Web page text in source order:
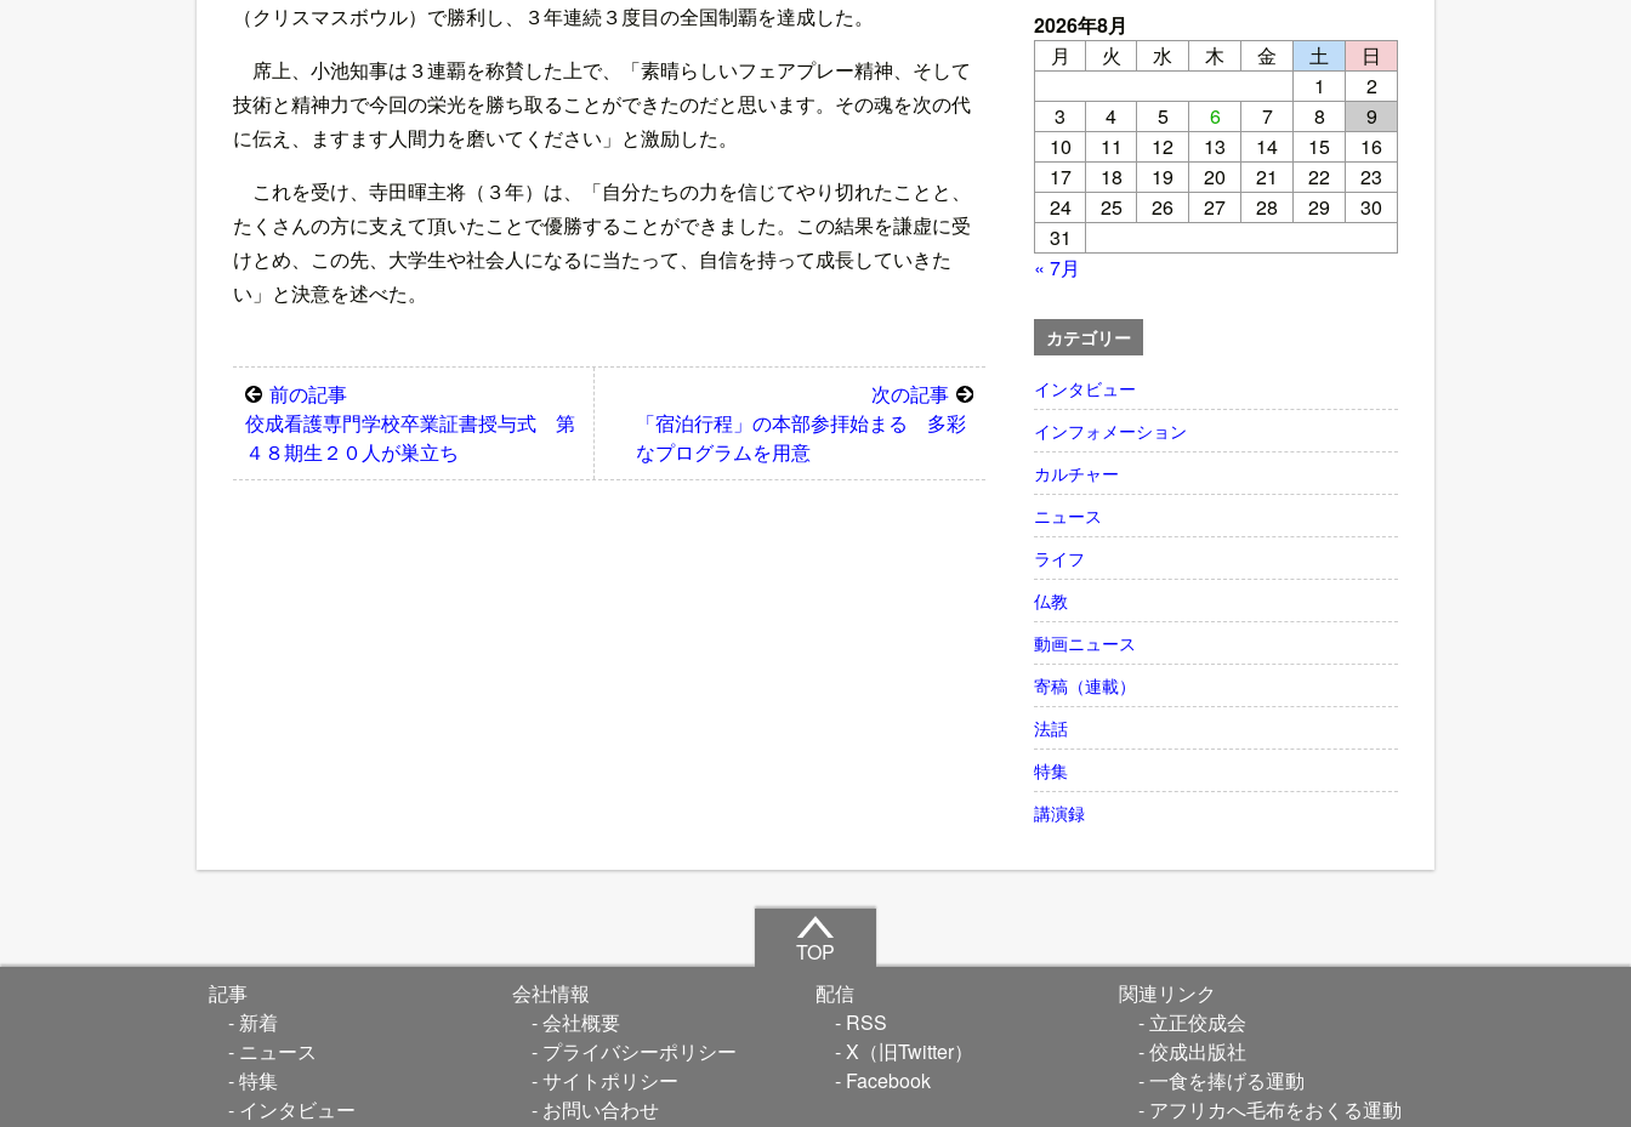
（クリスマスボウル）で勝利し、３年連続３度目の全国制覇を達成した。
席上、小池知事は３連覇を称賛した上で、「素晴らしいフェアプレー精神、そして
技術と精神力で今回の栄光を勝ち取ることができたのだと思います。その魂を次の代
に伝え、ますます人間力を磨いてください」と激励した。
これを受け、寺田暉主将（３年）は、「自分たちの力を信じてやり切れたことと、
たくさんの方に支えて頂いたことで優勝することができました。この結果を謙虚に受
けとめ、この先、大学生や社会人になるに当たって、自信を持って成長していきた
い」と決意を述べた。
前の記事
佼成看護専門学校卒業証書授与式 第
４８期生２０人が巣立ち
次の記事
「宿泊行程」の本部参拝始まる 多彩
なプログラムを用意
2026年8月
月
火 水 木 金 土
日
1
2
3
4 5 6 7 8
9
10
11 12 13 14 15
16
17
18 19 20 21 22
23
24
25 26 27 28 29
30
31
« 7月
カテゴリー
インタビュー
インフォメーション
カルチャー
ニュース
ライフ
仏教
動画ニュース
寄稿（連載）
法話
特集
講演録
TOP
記事
新着
ニュース
特集
インタビュー
会社情報
会社概要
プライバシーポリシー
サイトポリシー
お問い合わせ
配信
RSS
X（旧Twitter）
Facebook
関連リンク
立正佼成会
佼成出版社
一食を捧げる運動
アフリカへ毛布をおくる運動